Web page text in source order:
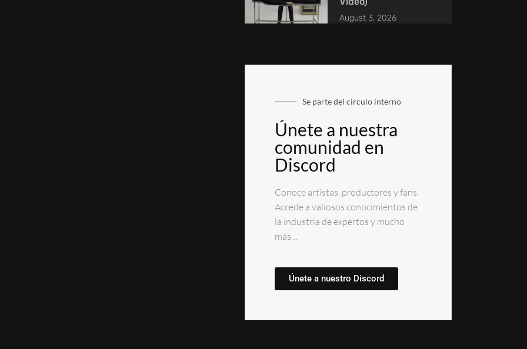
August 3, 2026
Se parte del circulo interno
Únete a nuestra
comunidad en
Discord
Conoce artistas, productores y fans.
Accede a valiosos conocimientos de
la industria de expertos y mucho
más…
Únete a nuestro Discord